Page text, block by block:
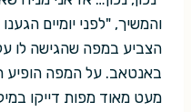
והמשיך, "לפני יומיים
הצביע במפה שהגישה לו
באנטאב. על המפה הופיע
מעט מאוד מפות דייקו